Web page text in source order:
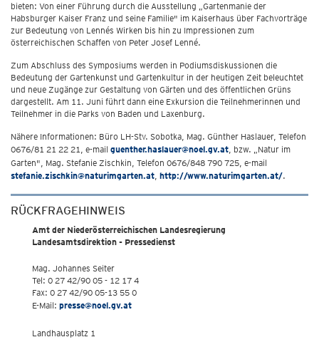
bieten: Von einer Führung durch die Ausstellung „Gartenmanie der
Habsburger Kaiser Franz und seine Familie" im Kaiserhaus über Fachvorträge
zur Bedeutung von Lennés Wirken bis hin zu Impressionen zum
österreichischen Schaffen von Peter Josef Lenné.
Zum Abschluss des Symposiums werden in Podiumsdiskussionen die
Bedeutung der Gartenkunst und Gartenkultur in der heutigen Zeit beleuchtet
und neue Zugänge zur Gestaltung von Gärten und des öffentlichen Grüns
dargestellt. Am 11. Juni führt dann eine Exkursion die Teilnehmerinnen und
Teilnehmer in die Parks von Baden und Laxenburg.
Nähere Informationen: Büro LH-Stv. Sobotka, Mag. Günther Haslauer, Telefon
0676/81 21 22 21, e-mail guenther.haslauer@noel.gv.at, bzw. „Natur im
Garten", Mag. Stefanie Zischkin, Telefon 0676/848 790 725, e-mail
stefanie.zischkin@naturimgarten.at, http://www.naturimgarten.at/.
RÜCKFRAGEHINWEIS
Amt der Niederösterreichischen Landesregierung
Landesamtsdirektion - Pressedienst
Mag. Johannes Seiter
Tel: 0 27 42/90 05 - 12 17 4
Fax: 0 27 42/90 05-13 55 0
E-Mail: presse@noel.gv.at
Landhausplatz 1